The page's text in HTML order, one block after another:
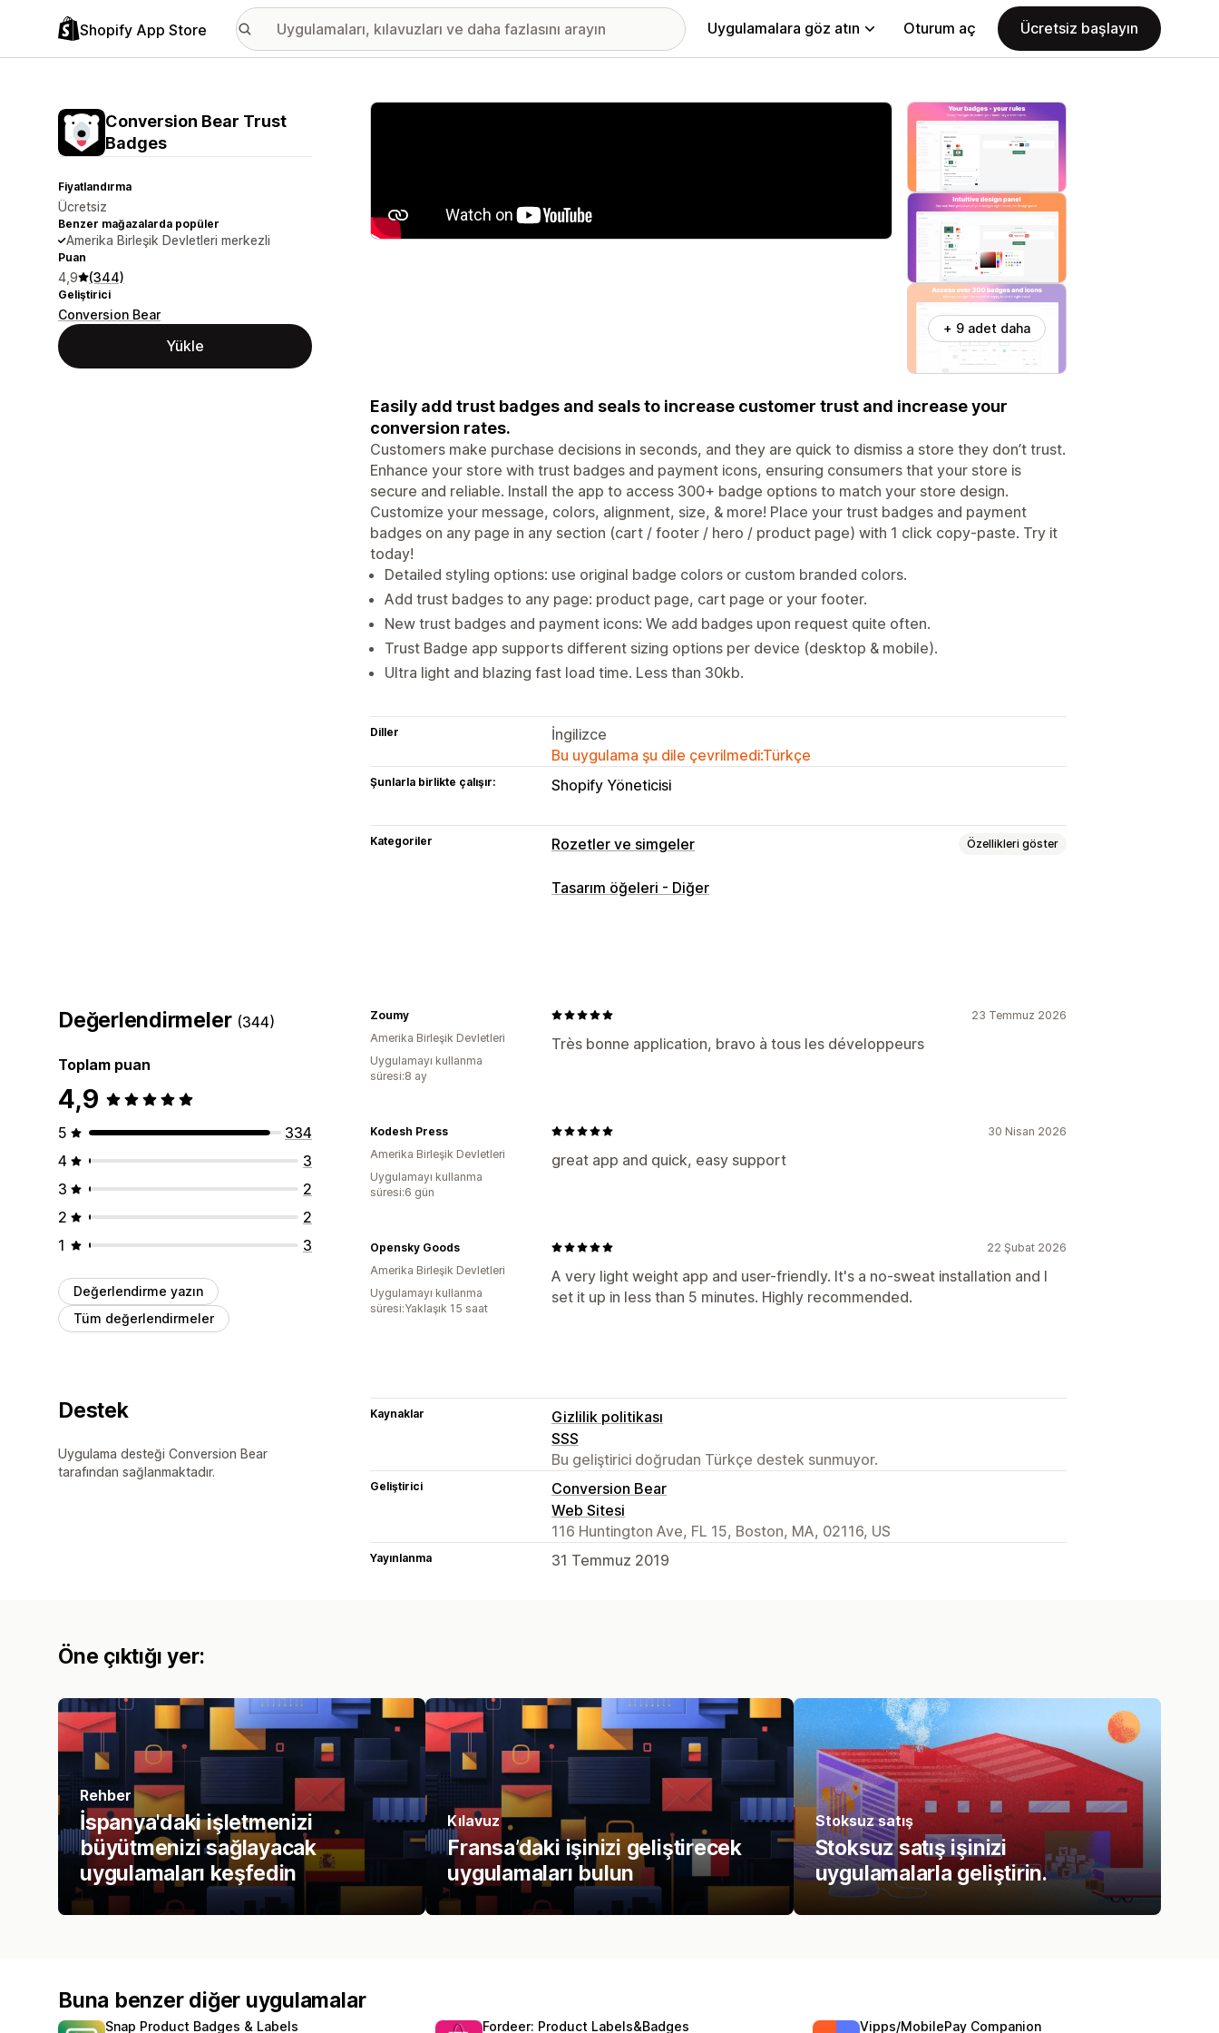
Shopify App Store Uygulamalara göz atın Oturum aç Ücretsiz başlayın
Conversion Bear Trust
Badges
Fiyatlandırma
Ücretsiz
Benzer mağazalarda popüler
Amerika Birleşik Devletleri merkezli
Puan
4,9 (344)
Geliştirici
Conversion Bear
Yükle
Öne çıkan görsel galerisi
+ 9 adet daha
Easily add trust badges and seals to increase customer trust and increase your
conversion rates.
Customers make purchase decisions in seconds, and they are quick to dismiss a store they don’t trust.
Enhance your store with trust badges and payment icons, ensuring consumers that your store is
secure and reliable. Install the app to access 300+ badge options to match your store design.
Customize your message, colors, alignment, size, & more! Place your trust badges and payment
badges on any page in any section (cart / footer / hero / product page) with 1 click copy-paste. Try it
today!
Detailed styling options: use original badge colors or custom branded colors.
Add trust badges to any page: product page, cart page or your footer.
New trust badges and payment icons: We add badges upon request quite often.
Trust Badge app supports different sizing options per device (desktop & mobile).
Ultra light and blazing fast load time. Less than 30kb.
Diller
İngilizce
Bu uygulama şu dile çevrilmedi:Türkçe
Şunlarla birlikte çalışır: Shopify Yöneticisi
Kategoriler Rozetler ve simgeler Özellikleri göster
Simge türleri
Simge konumu
Otomatik konum
Tasarım öğeleri - Diğer
Değerlendirmeler (344)
Toplam puan
4,9
5
334
4
3
3
2
2
2
1
3
Değerlendirme yazın
Tüm değerlendirmeler
23 Temmuz 2026
Très bonne application, bravo à tous les développeurs
Zoumy
Amerika Birleşik Devletleri
Uygulamayı kullanma
süresi:8 ay
30 Nisan 2026
great app and quick, easy support
Kodesh Press
Amerika Birleşik Devletleri
Uygulamayı kullanma
süresi:6 gün
22 Şubat 2026
A very light weight app and user-friendly. It's a no-sweat installation and I
set it up in less than 5 minutes. Highly recommended.
Opensky Goods
Amerika Birleşik Devletleri
Uygulamayı kullanma
süresi:Yaklaşık 15 saat
Destek
Uygulama desteği Conversion Bear
tarafından sağlanmaktadır.
Kaynaklar
Gizlilik politikası
SSS
Bu geliştirici doğrudan Türkçe destek sunmuyor.
Geliştirici
Conversion Bear
Web Sitesi
116 Huntington Ave, FL 15, Boston, MA, 02116, US
Yayınlanma 31 Temmuz 2019
Öne çıktığı yer:
Rehber
İspanya'daki işletmenizi
büyütmenizi sağlayacak
uygulamaları keşfedin
Kılavuz
Fransa’daki işinizi geliştirecek
uygulamaları bulun
Stoksuz satış
Stoksuz satış işinizi
uygulamalarla geliştirin.
Buna benzer diğer uygulamalar
Snap Product Badges & Labels Fordeer: Product Labels&Badges Vipps/MobilePay Companion